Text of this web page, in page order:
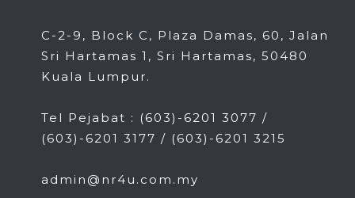
C-2-9, Block C, Plaza Damas, 60, Jalan
Sri Hartamas 1, Sri Hartamas, 50480
Kuala Lumpur.
Tel Pejabat : (603)-6201 3077 /
(603)-6201 3177 / (603)-6201 3215
admin@nr4u.com.my